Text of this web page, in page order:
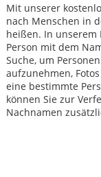
Mit unserer
nach Menschen in
heißen. In unserem
Person mit dem
Suche, um
aufzunehmen,
eine bestimmte
können Sie zur
Nachnamen